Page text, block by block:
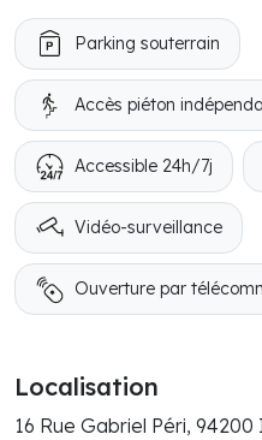
Parking souterrain
Accès piéton
Accessible 24h/7j
Vidéo-surveillance
Ouverture par
Localisation
16 Rue Gabriel Péri,